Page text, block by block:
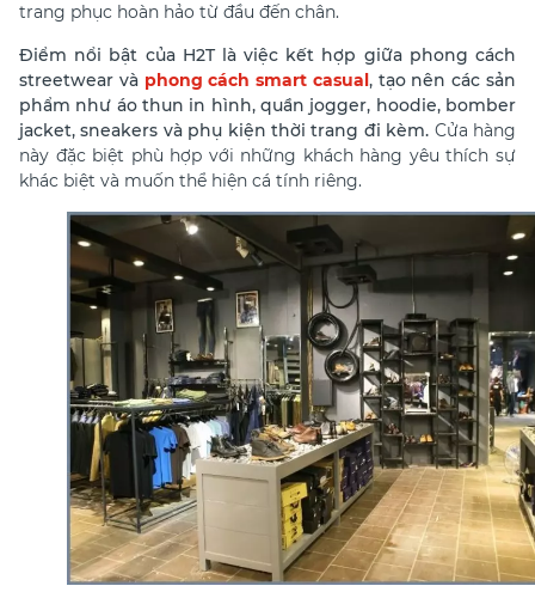
trang phục hoàn hảo từ đầu đến chân.
Điểm nổi bật của H2T là việc kết hợp giữa phong cách
streetwear và phong cách smart casual, tạo nên các sản
phẩm như áo thun in hình, quần jogger, hoodie, bomber
jacket, sneakers và phụ kiện thời trang đi kèm. Cửa hàng
này đặc biệt phù hợp với những khách hàng yêu thích sự
khác biệt và muốn thể hiện cá tính riêng.